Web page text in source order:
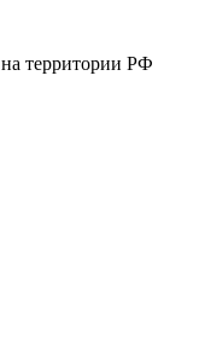
территории РФ